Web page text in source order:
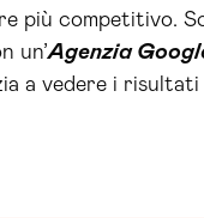
più competitivo.
un’Agenzia
a vedere i risultati